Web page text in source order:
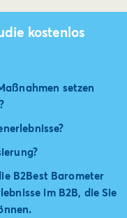
kostenlos
setzen
B2Best Barometer
im B2B, die Sie